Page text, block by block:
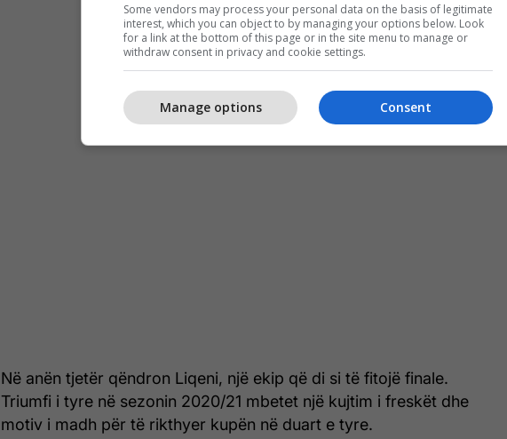
Në anën tjetër qëndron Liqeni, një ekip që di si të fitojë finale.
Triumfi i tyre në sezonin 2020/21 mbetet një kujtim i freskët dhe
motiv i madh për të rikthyer kupën në duart e tyre.
Some vendors may process your personal data on the basis of legitimate
interest, which you can object to by managing your options below. Look
for a link at the bottom of this page or in the site menu to manage or
withdraw consent in privacy and cookie settings.
Consent
Manage options